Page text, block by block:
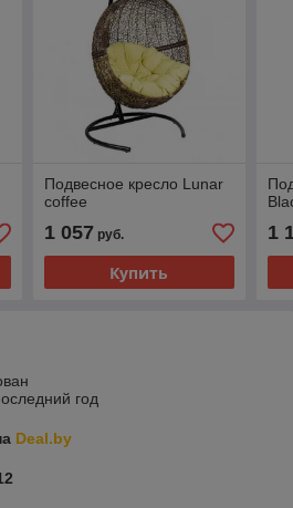
Подвесное кресло Lunar
coffee
1 057 руб.
Купить
1
год
Deal.by